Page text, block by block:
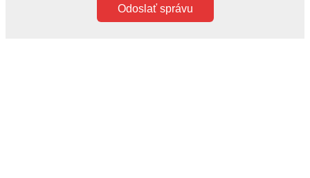
Odoslať správu